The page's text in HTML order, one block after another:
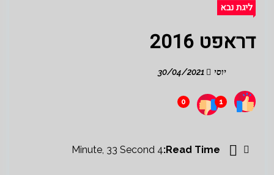
ליגת נבא
דראפט 2016
יוסי
1
0
Read Time:
4 Minute, 33 Second